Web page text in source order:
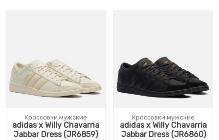
Кроссовки мужские
adidas x Willy Chavarria
Jabbar Dress (JR6859)
Кроссовки мужские
adidas x Willy Chavarria
Jabbar Dress (JR6860)